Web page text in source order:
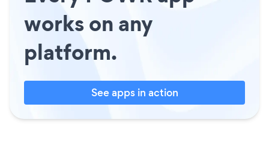
works on any
platform.
See apps in action